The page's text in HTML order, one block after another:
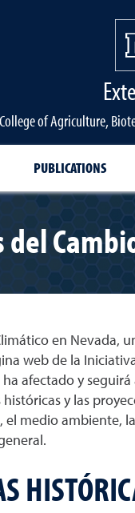
College of Agriculture,
PUBLICATIONS
en
web de la
afectado y
y las
el medio